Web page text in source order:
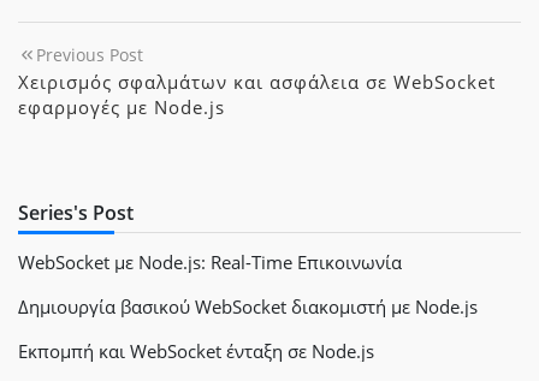
Previous Post
Χειρισμός σφαλμάτων και ασφάλεια σε WebSocket
εφαρμογές με Node.js
Series's Post
WebSocket με Node.js: Real-Time Επικοινωνία
Δημιουργία βασικού WebSocket διακομιστή με Node.js
Εκπομπή και WebSocket ένταξη σε Node.js